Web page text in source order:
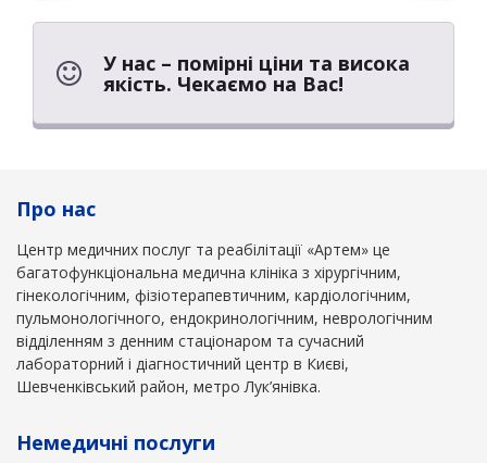
У нас – помірні ціни та висока
якість. Чекаємо на Вас!
Про нас
Центр медичних послуг та реабілітації «Артем» це
багатофункціональна медична клініка з хірургічним,
гінекологічним, фізіотерапевтичним, кардіологічним,
пульмонологічного, ендокринологічним, неврологічним
відділенням з денним стаціонаром та сучасний
лабораторний і діагностичний центр в Києві,
Шевченківський район, метро Лук’янівка.
Немедичні послуги